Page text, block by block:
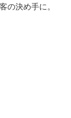
の決め手に。